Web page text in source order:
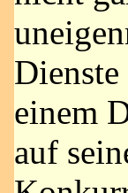
einem
auf